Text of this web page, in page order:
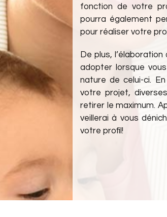
fonction de votre
pourra également
pour réaliser votre
De plus,
adopter lorsque
nature de celui-ci.
votre projet,
retirer le maximum.
veillerai à vous
votre profil!